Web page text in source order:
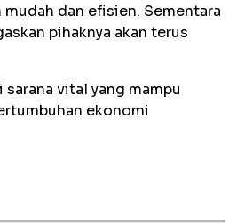
dan efisien. Sementara
pihaknya akan terus
vital yang mampu
ekonomi